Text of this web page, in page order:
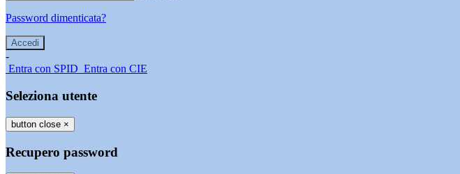
Password dimenticata?
-
Entra con SPID Entra con CIE
Seleziona utente
button close ×
Recupero password